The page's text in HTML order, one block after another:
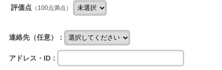
評価点 （100点満点）
連絡先（任意）：
アドレス・ID：